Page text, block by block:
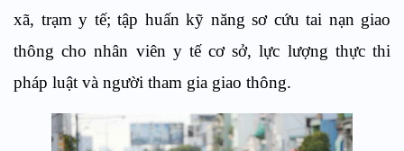
xã, trạm y tế; tập huấn kỹ năng sơ cứu tai nạn giao
thông cho nhân viên y tế cơ sở, lực lượng thực thi
pháp luật và người tham gia giao thông.